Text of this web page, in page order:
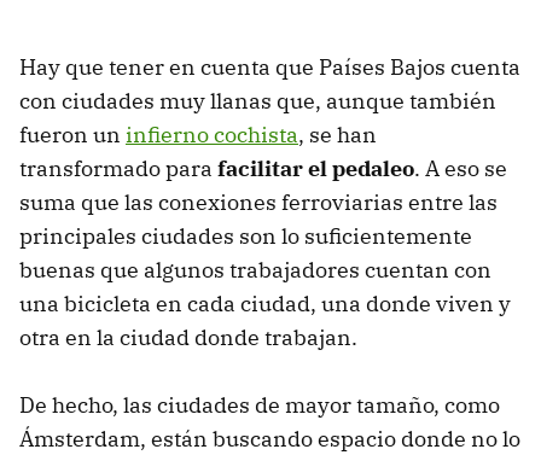
Hay que tener en cuenta que Países Bajos cuenta
con ciudades muy llanas que, aunque también
fueron un infierno cochista, se han
transformado para facilitar el pedaleo. A eso se
suma que las conexiones ferroviarias entre las
principales ciudades son lo suficientemente
buenas que algunos trabajadores cuentan con
una bicicleta en cada ciudad, una donde viven y
otra en la ciudad donde trabajan.
De hecho, las ciudades de mayor tamaño, como
Ámsterdam, están buscando espacio donde no lo